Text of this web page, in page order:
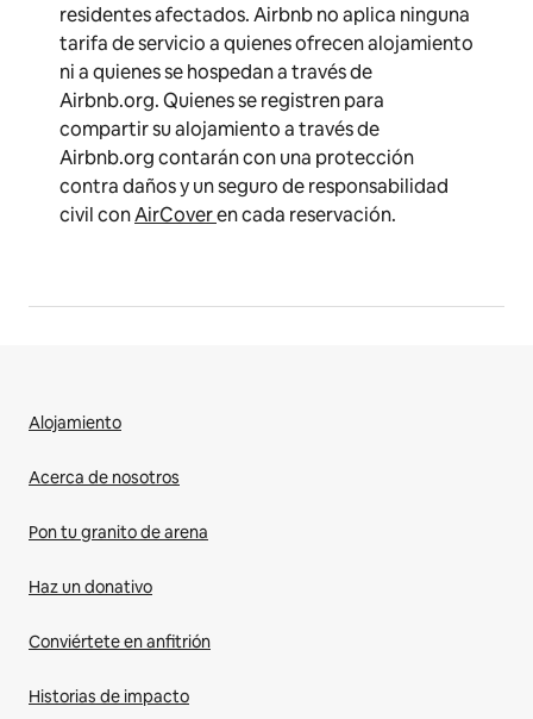
residentes afectados. Airbnb no aplica ninguna
tarifa de servicio a quienes ofrecen alojamiento
ni a quienes se hospedan a través de
Airbnb.org. Quienes se registren para
compartir su alojamiento a través de
Airbnb.org contarán con una protección
contra daños y un seguro de responsabilidad
civil conAirCoveren cada reservación.
Alojamiento
Acerca de nosotros
Pon tu granito de arena
Haz un donativo
Conviértete en anfitrión
Historias de impacto